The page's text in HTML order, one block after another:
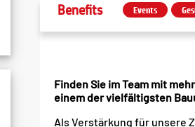
Benefits Events
Finden Sie im Team mit
einem der vielfältigsten
Als Verstärkung für unsere